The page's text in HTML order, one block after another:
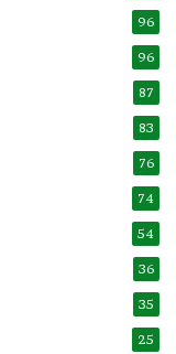
96
96
87
83
76
74
54
36
35
25